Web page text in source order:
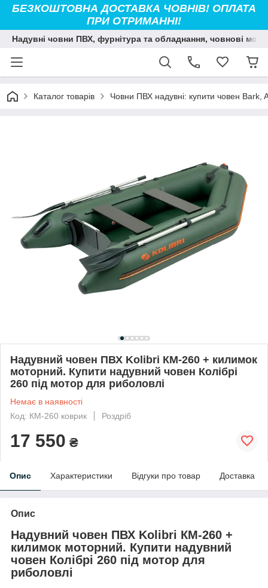
БЕЗКОШТОВНА ДОСТАВКА ЧОВНІВ! ОПЛАТА
ПРИ ОТРИМАННІ!
Надувні човни ПВХ, фурнітура та обладнання, човнові
Каталог товарів Човни ПВХ надувні: купити човен Bark,
Надувний човен ПВХ Kolibri КM-260 + килимок
моторний. Купити надувний човен Колібрі
260 під мотор для риболовлі
Немає в наявності
Код: КM-260 коврик
Роздріб
17 550 ₴
Опис Характеристики Відгуки про товар Доставка
Опис
Надувний човен ПВХ Kolibri КM-260 +
килимок моторний. Купити надувний
човен Колібрі 260 під мотор для
риболовлі